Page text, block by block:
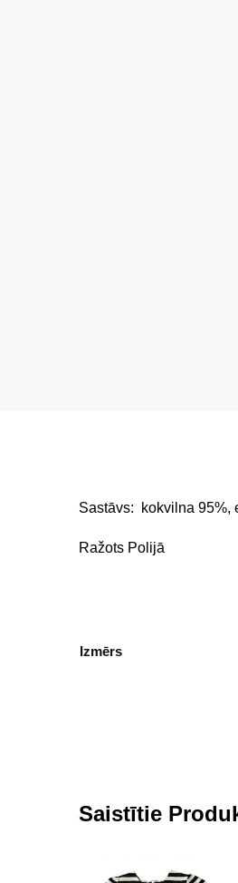
Sastāvs: kokvilna 95%,
Ražots Polijā
Izmērs
Saistītie